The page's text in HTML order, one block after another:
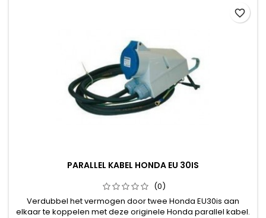
PARALLEL KABEL HONDA EU 30IS
(0)
Verdubbel het vermogen door twee Honda EU30is aan
elkaar te koppelen met deze originele Honda parallel kabel.
favorite_border